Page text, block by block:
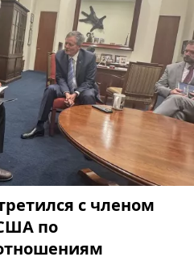
с членом
по